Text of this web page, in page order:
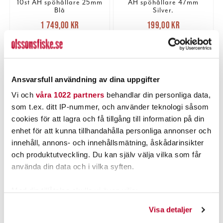
Ansvarsfull användning av dina uppgifter
Vi och våra 1022 partners behandlar din personliga data,
som t.ex. ditt IP-nummer, och använder teknologi såsom
cookies för att lagra och få tillgång till information på din
enhet för att kunna tillhandahålla personliga annonser och
innehåll, annons- och innehållsmätning, åskådarinsikter
och produktutveckling. Du kan själv välja vilka som får
använda din data och i vilka syften.
Visa detaljer
10st AH spöhållare 25mm
Blå
Nuvarande pris
1 749,00 krTidigare pris
2 290,00 kr
1 749,00 kr
2 ST
AH spöhållare 47mm
Silver.
Nuvarande pris
199,00 krTidigare pris
329,00 kr
199,00 kr
329,00 kr
FLER ÄN 6 ST KVAR
PRODUKTBESKRIVNING